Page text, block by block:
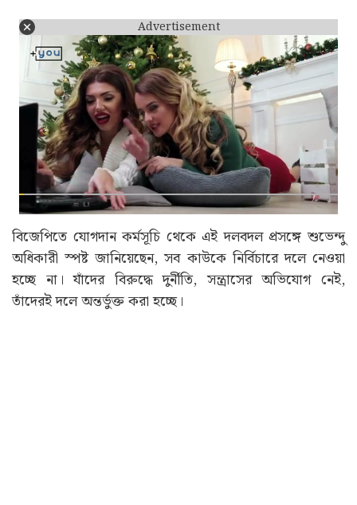
Advertisement
বিজেপিতে যোগদান কর্মসূচি থেকে এই দলবদল প্রসঙ্গে শুভেন্দু
অধিকারী স্পষ্ট জানিয়েছেন, সব কাউকে নির্বিচারে দলে নেওয়া
হচ্ছে না। যাঁদের বিরুদ্ধে দুর্নীতি, সন্ত্রাসের অভিযোগ নেই,
তাঁদেরই দলে অন্তর্ভুক্ত করা হচ্ছে।